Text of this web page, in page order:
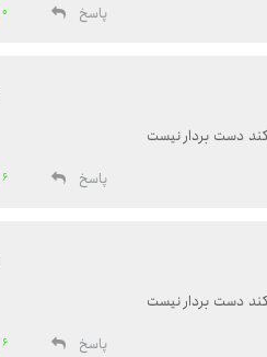
پاسخ
0
دست بردار نیست
پاسخ
6
دست بردار نیست
پاسخ
6